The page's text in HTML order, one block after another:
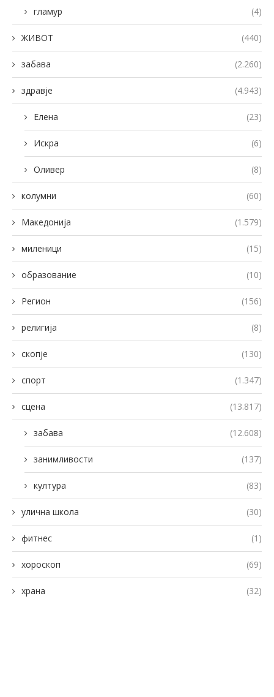
гламур (4)
ЖИВОТ (440)
забава (2.260)
здравје (4.943)
Елена (23)
Искра (6)
Оливер (8)
колумни (60)
Македонија (1.579)
миленици (15)
образование (10)
Регион (156)
религија (8)
скопје (130)
спорт (1.347)
сцена (13.817)
забава (12.608)
занимливости (137)
култура (83)
улична школа (30)
фитнес (1)
хороскоп (69)
храна (32)